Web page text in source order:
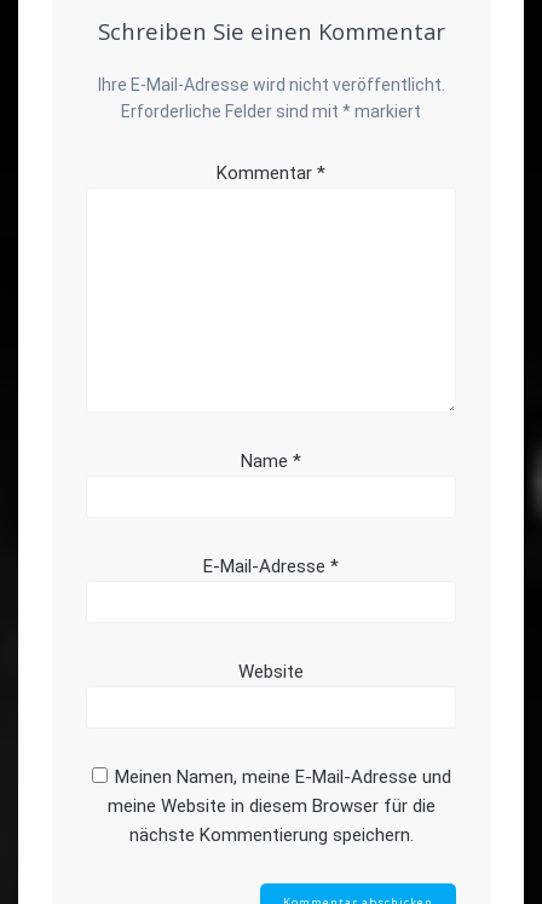
Schreiben Sie einen Kommentar
Ihre E-Mail-Adresse wird nicht veröffentlicht.
Erforderliche Felder sind mit *markiert
Kommentar *
Name *
E-Mail-Adresse *
Website
Meinen Namen, meine E-Mail-Adresse und
meine Website in diesem Browser für die
nächste Kommentierung speichern.